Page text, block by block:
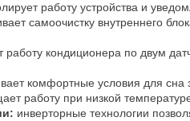
работу устройства и
самоочистку внутреннего
работу кондиционера по двум
комфортные условия для сна
работу при низкой
инверторные технологии